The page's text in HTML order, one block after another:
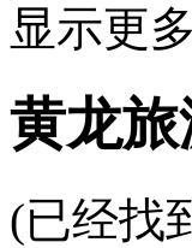
显示更
黄龙旅
(已经找